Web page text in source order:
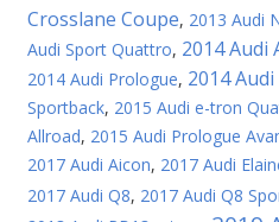
Crosslane Coupe, 2013 Audi
Audi Sport Quattro, 2014 Audi
2014 Audi Prologue, 2014
Sportback, 2015 Audi e-tron
Allroad, 2015 Audi Prologue
2017 Audi Aicon, 2017 Audi
2017 Audi Q8, 2017 Audi Q8